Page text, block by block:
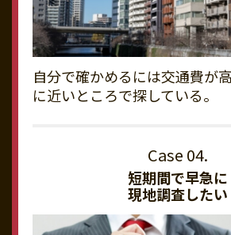
自分で確かめるには交通費が
に近いところで探している。
短期間で早急に
現地調査したい